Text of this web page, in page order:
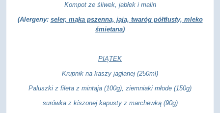
Kompot ze śliwek, jabłek i malin
(Alergeny: seler, mąka pszenna, jaja, twaróg półtłusty, mleko
śmietana)
PIĄTEK
Krupnik na kaszy jaglanej (250ml)
Paluszki z fileta z mintaja (100g), ziemniaki młode (150g)
surówka z kiszonej kapusty z marchewką (90g)